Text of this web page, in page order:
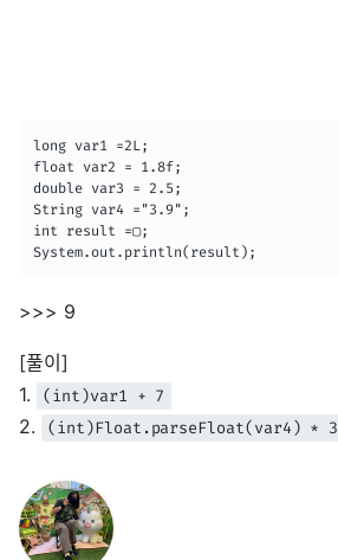
long var1 =2L;
float var2 = 1.8f;
double var3 = 2.5;
String var4 ="3.9";
int result =▢;
System.out.println(result);
>>> 9
[풀이]
1.
(int)var1 + 7
2. (int)Float.parseFloat(var4) * 3